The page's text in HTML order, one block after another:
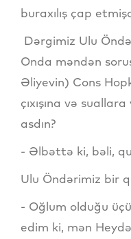
buraxılış çap
Dərgimiz Ulu
Onda məndən
Əliyevin) Cons
çıxışına və
asdın?
- Əlbəttə ki, bəli,
Ulu Öndərimiz bir
- Oğlum olduğu
edim ki, mən